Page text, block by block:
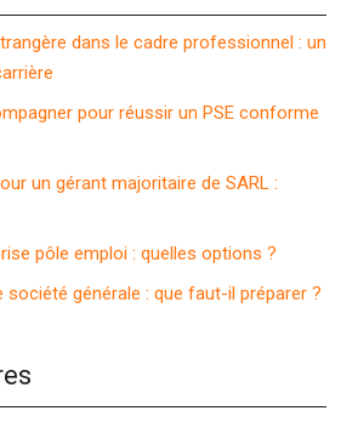
dans le cadre professionnel : un
pour réussir un PSE conforme
un gérant majoritaire de SARL :
pôle emploi : quelles options ?
société générale : que faut-il préparer ?